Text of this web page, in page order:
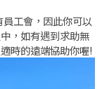
工會，因此你可以
，如有遇到求助無
時的遠端協助你喔!